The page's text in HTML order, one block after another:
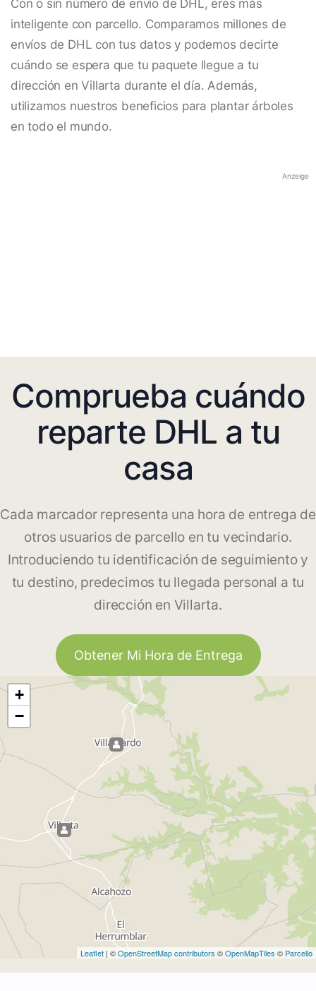
Con o sin número de envío de DHL, eres más
inteligente con parcello. Comparamos millones de
envíos de DHL con tus datos y podemos decirte
cuándo se espera que tu paquete llegue a tu
dirección en Villarta durante el día. Además,
utilizamos nuestros beneficios para plantar árboles
en todo el mundo.
Anzeige
Comprueba cuándo
reparte DHL a tu
casa
Cada marcador representa una hora de entrega de
otros usuarios de parcello en tu vecindario.
Introduciendo tu identificación de seguimiento y
tu destino, predecimos tu llegada personal a tu
dirección en Villarta.
Obtener Mi Hora de Entrega
+
−
Leaflet | ©OpenStreetMap contributors ©OpenMapTiles © Parcello